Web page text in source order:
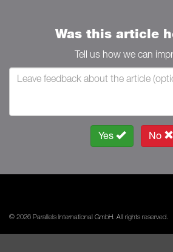
Was this article
Tell us how we can
Yes No
© 2026 Parallels International GmbH. All rights reserved.